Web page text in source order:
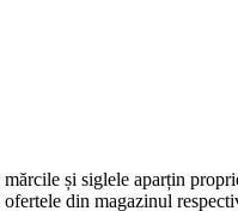
și siglele aparțin
din magazinul